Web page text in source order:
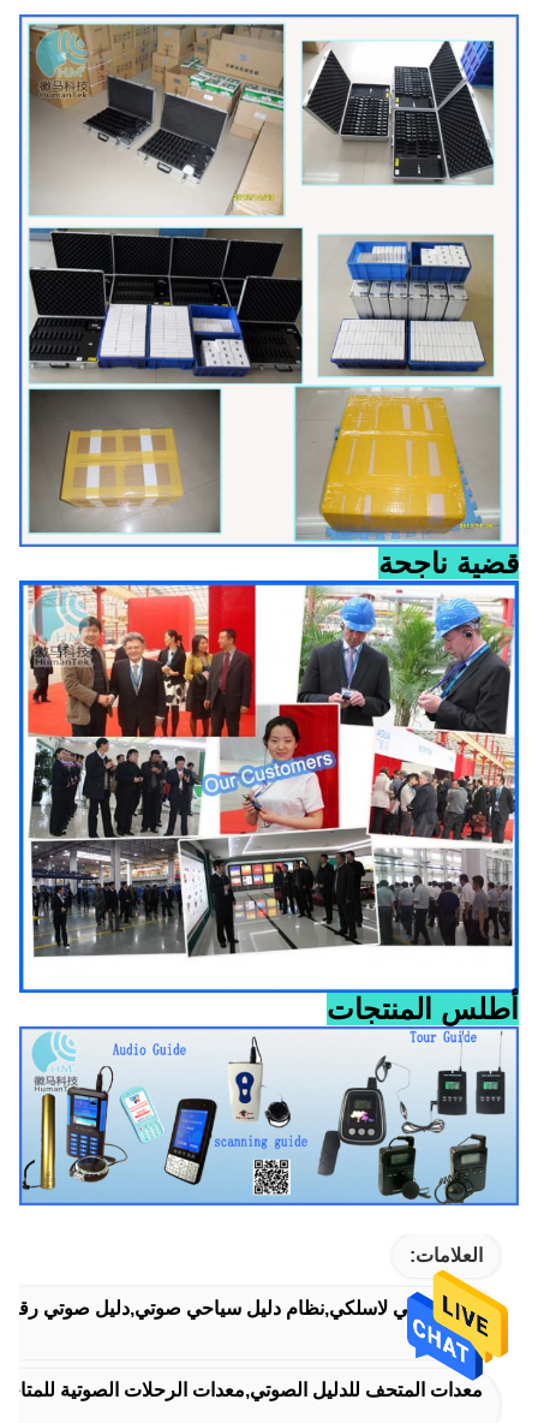
قضية ناجحة
أطلس المنتجات
العلامات:
نظام صوتي لاسلكي,نظام دليل سياحي صوتي,دليل صوتي
معدات المتحف للدليل الصوتي,معدات الرحلات الصوتية